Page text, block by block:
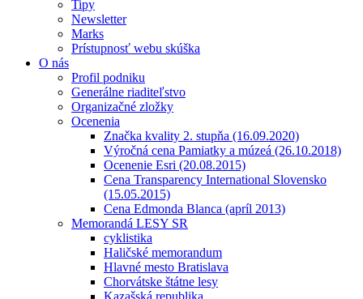
Tipy
Newsletter
Marks
Prístupnosť webu skúška
O nás
Profil podniku
Generálne riaditeľstvo
Organizačné zložky
Ocenenia
Značka kvality 2. stupňa (16.09.2020)
Výročná cena Pamiatky a múzeá (26.10.2018)
Ocenenie Esri (20.08.2015)
Cena Transparency International Slovensko
(15.05.2015)
Cena Edmonda Blanca (apríl 2013)
Memorandá LESY SR
cyklistika
Haličské memorandum
Hlavné mesto Bratislava
Chorvátske štátne lesy
Kazašská republika